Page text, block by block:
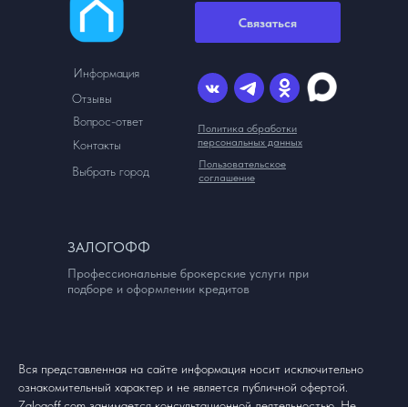
Информация
Контакты
Связаться
ЗАЛОГОФФ
Профессиональные брокерские услуги при
подборе и оформлении кредитов
Вопрос-ответ
Выбрать город
Отзывы
Политика обработки
персональных данных
Пользовательское
соглашение
Вся представленная на сайте информация носит исключительно
ознакомительный характер и не является публичной офертой.